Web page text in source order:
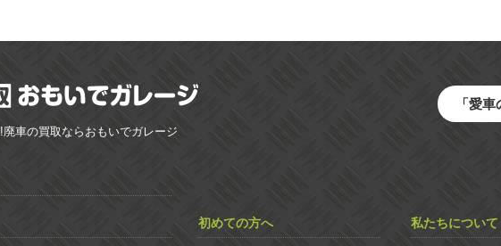
車の買取ならおもいでガレージ
「愛
初めての方へ 私たちについて